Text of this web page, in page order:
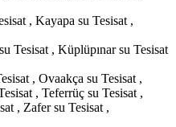
, Kayapa su Tesisat ,
Tesisat , Küplüpınar su Tesisat
, Ovaakça su Tesisat ,
, Teferrüç su Tesisat ,
, Zafer su Tesisat ,